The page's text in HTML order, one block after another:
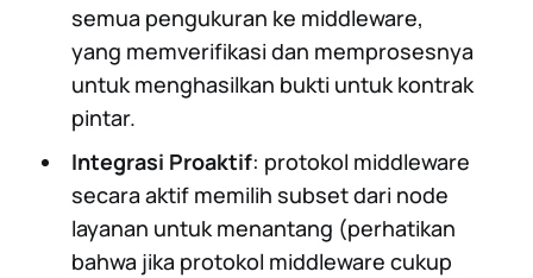
semua pengukuran ke middleware,
yang memverifikasi dan memprosesnya
untuk menghasilkan bukti untuk kontrak
pintar.
Integrasi Proaktif: protokol middleware
secara aktif memilih subset dari node
layanan untuk menantang (perhatikan
bahwa jika protokol middleware cukup